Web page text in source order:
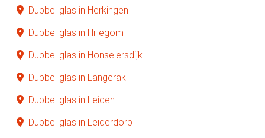
Dubbel glas in Herkingen
Dubbel glas in Hillegom
Dubbel glas in Honselersdijk
Dubbel glas in Langerak
Dubbel glas in Leiden
Dubbel glas in Leiderdorp